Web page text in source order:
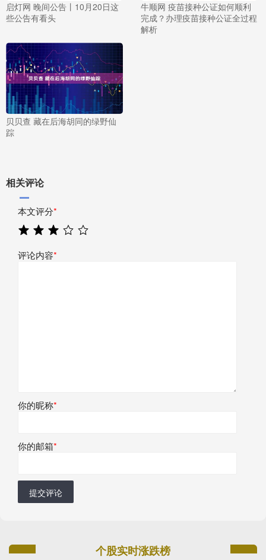
启灯网 晚间公告丨10月20日这
些公告有看头
牛顺网 疫苗接种公证如何顺利
完成？办理疫苗接种公证全过程
解析
贝贝查 藏在后海胡同的绿野仙
踪
相关评论
本文评分*
评论内容*
你的昵称*
你的邮箱*
提交评论
个股实时涨跌榜